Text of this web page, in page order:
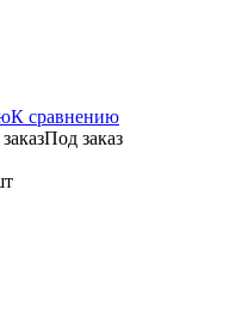
К сравнению
Под заказ